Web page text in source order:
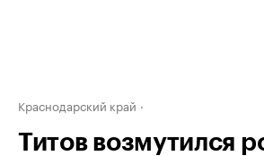
Краснодарский край
Титов возмутился